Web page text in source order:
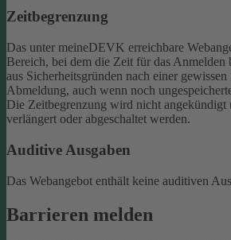
Zeitbegrenzung
Das unter meineDEVK erreichbare
Bereich, bei dem die Zeit für das
aus Sicherheitsgründen nach einer
Abmeldung, auch wenn noch
Die Zeitbegrenzung wird nicht angekündigt
verlängert oder abgeschaltet werden.
Auditive Ausgaben
Das Webangebot enthält keine auditiven
Barrieren melden